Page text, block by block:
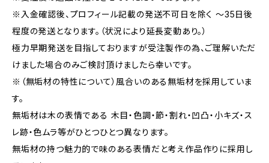
※入金確認後、プロフィール記載の発送不可日を除く ～35日後
程度の発送となります。（状況により延長変動あり。）
極力早期発送を目指しておりますが受注製作の為、ご理解いただ
けました場合のみご検討頂けましたら幸いです。
※（無垢材の特性について）風合いのある無垢材を採用していま
す。
無垢材は木の表情である 木目・色調・節・割れ・凹凸・小キズ・ス
レ跡・色ムラ等がひとつひとつ異なります。
無垢材の持つ魅力的で味のある表情だと考え作品作りに採用し